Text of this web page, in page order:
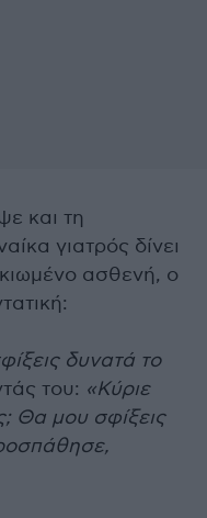
και τη
γιατρός δίνει
ασθενή, ο
δυνατά το
του: «Κύριε
Θα μου σφίξεις